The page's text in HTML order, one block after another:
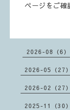
ページをご確
2026-08（6）
2026-05（27）
2026-02（27）
2025-11（30）